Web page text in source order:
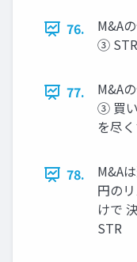
76.
M&A
③ STR
77.
M&A
③ 買
を尽
78.
M&A
円の
けで
STR